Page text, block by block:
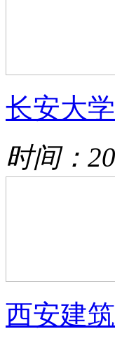
长安大
时间：
西安建